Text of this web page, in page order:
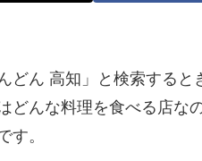
んどん 高知」と検索する
どんな料理を食べる店な
す。